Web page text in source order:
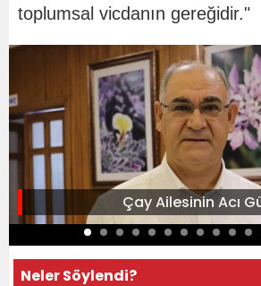
toplumsal vicdanın gereğidir."
Çay Ailesinin Acı
Neler Söylendi?